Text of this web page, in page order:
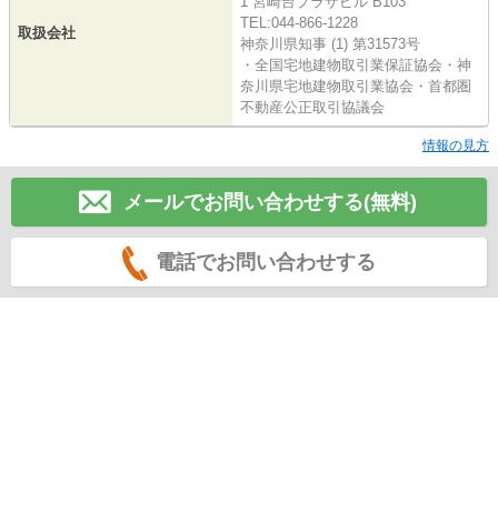
取扱会社
TEL:044-866-1228
神奈川県知事 (1) 第31573号
・全国宅地建物取引業保証協会・神
奈川県宅地建物取引業協会・首都圏
不動産公正取引協議会
情報の見方
メールでお問い合わせする(無料)
電話でお問い合わせする